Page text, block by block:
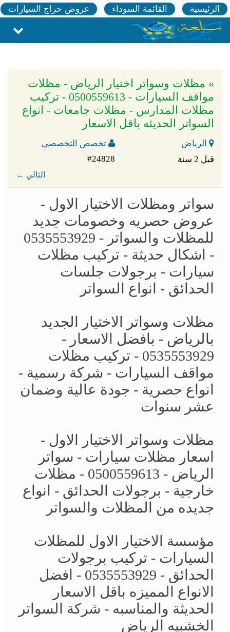
الرئيسية القائمة السوداء عروض حراج السيارات
» مظلات وسواتر اختيار الرياض - مظلات
مواقف السيارات - 0500559613 - تركيب
مظلات المدارس - مظلات جامعات - انواع
السواتر الحديثه باقل الاسعار
الرياض
تخصص التخصصي
قبل 2 سنة
#24828
← التالي
سواتر ومظلات الاختيار الاول -
عروض حصريه وخصومات جديد
للمظلات والسواتر - 0535553929
- اشكال حديثة - تركيب مظلات
سيارات - برجولات جلسات
الحدائق - انواع السواتر
مظلات وسواتر الاختيار الجديد
بالرياض - بافضل الاسعار -
0535553929 - تركيب مظلات
مواقف السيارات - شركة رسمية -
انواع حصرية - جودة عالية وضمان
عشر سنوات
مظلات وسواتر الاختيار الاول -
اسعار مظلات سيارات - سواتر
الرياض - 0500559613 - مظلات
خارجية - برجولات الحدائق - انواع
جديده من المظلات والسواتر
مؤسسة الاختيار الاول للمظلات
السيارات - تركيب برجولات
الحدائق - 0535553929 - افضل
الانواع المميزه باقل الاسعار
الحديثة والمناسبه - شركة السواتر
الخشبيه الرياض